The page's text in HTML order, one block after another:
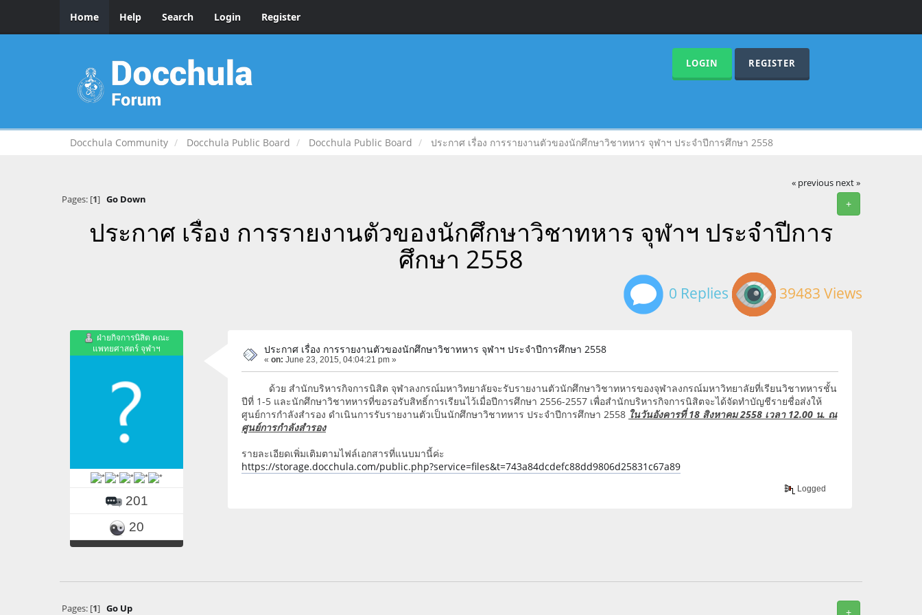
Home Help Search Login Register
LOGIN REGISTER
Docchula Community Docchula Public Board Docchula Public Board ประกาศ เรื่อง การรายงานตัวของนักศึกษาวิชาทหาร จุฬาฯ ประจำปีการศึกษา 2558
« previous next »
+
Pages: [1] Go Down
ประกาศ เรื่อง การรายงานตัวของนักศึกษาวิชาทหาร จุฬาฯ ประจำปีการ
ศึกษา 2558
0 Replies 39483 Views
ฝ่ายกิจการนิสิต คณะ
แพทยศาสตร์ จุฬาฯ
201
20
ประกาศ เรื่อง การรายงานตัวของนักศึกษาวิชาทหาร จุฬาฯ ประจำปีการศึกษา 2558
« on: June 23, 2015, 04:04:21 pm »
ด้วย สำนักบริหารกิจการนิสิต จุฬาลงกรณ์มหาวิทยาลัยจะรับรายงานตัวนักศึกษาวิชาทหารของจุฬาลงกรณ์มหาวิทยาลัยที่เรียนวิชาทหารชั้น
ปีที่ 1-5 และนักศึกษาวิชาทหารที่ขอรอรับสิทธิ์การเรียนไว้เมื่อปีการศึกษา 2556-2557 เพื่อสำนักบริหารกิจการนิสิตจะได้จัดทำบัญชีรายชื่อส่งให้
ศูนย์การกำลังสำรอง ดำเนินการรับรายงานตัวเป็นนักศึกษาวิชาทหาร ประจำปีการศึกษา 2558 ในวันอังคารที่ 18 สิงหาคม 2558 เวลา 12.00 น. ณ
ศูนย์การกำลังสำรอง
รายละเอียดเพิ่มเติมตามไฟล์เอกสารที่แนบมานี้ค่ะ
https://storage.docchula.com/public.php?service=files&t=743a84dcdefc88dd9806d25831c67a89
Logged
+
Pages: [1] Go Up